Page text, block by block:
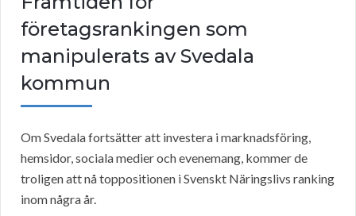
företagsrankingen som
manipulerats av Svedala
kommun
Om Svedala fortsätter att investera i marknadsföring,
hemsidor, sociala medier och evenemang, kommer de
troligen att nå toppositionen i Svenskt Näringslivs ranking
inom några år.